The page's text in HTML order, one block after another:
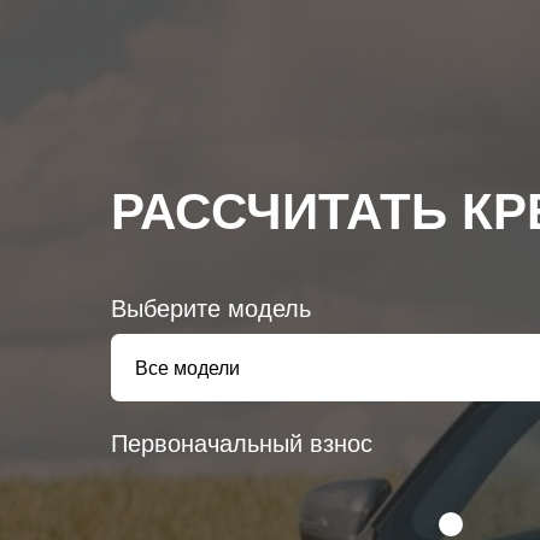
РАССЧИТАТЬ
Выберите модель
Первоначальный взнос